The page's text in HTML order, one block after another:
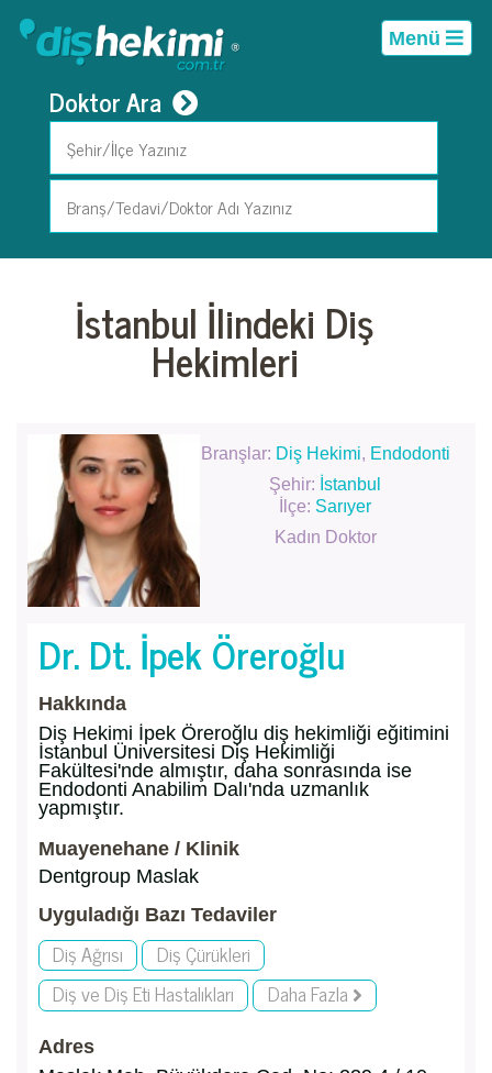
Menü
Doktor Ara
İstanbul İlindeki Diş
Hekimleri
Branşlar: Diş Hekimi, Endodonti
Şehir: İstanbul
İlçe: Sarıyer
Kadın Doktor
Dr. Dt. İpek Öreroğlu
Hakkında
Diş Hekimi İpek Öreroğlu diş hekimliği eğitimini
İstanbul Üniversitesi Diş Hekimliği
Fakültesi'nde almıştır, daha sonrasında ise
Endodonti Anabilim Dalı'nda uzmanlık
yapmıştır.
Muayenehane / Klinik
Dentgroup Maslak
Uyguladığı Bazı Tedaviler
Diş Ağrısı
Diş Çürükleri
Diş ve Diş Eti Hastalıkları
Daha Fazla
Adres